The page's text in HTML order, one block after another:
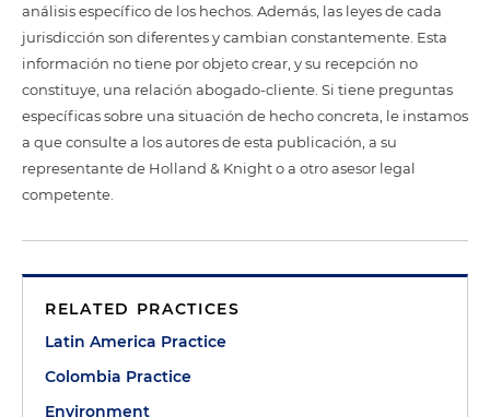
análisis específico de los hechos. Además, las leyes de cada
jurisdicción son diferentes y cambian constantemente. Esta
información no tiene por objeto crear, y su recepción no
constituye, una relación abogado-cliente. Si tiene preguntas
específicas sobre una situación de hecho concreta, le instamos
a que consulte a los autores de esta publicación, a su
representante de Holland & Knight o a otro asesor legal
competente.
RELATED PRACTICES
Latin America Practice
Colombia Practice
Environment